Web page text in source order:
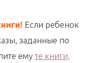
Если ребенок
заданные по
ему те книги,